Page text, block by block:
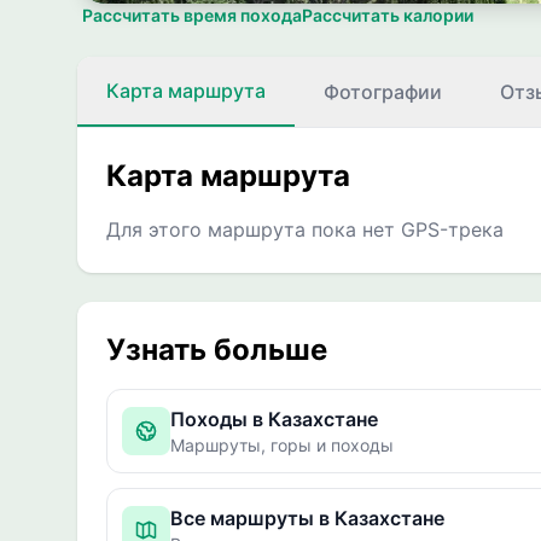
Рассчитать время походаРассчитать калории
Карта маршрута Фотографии
Карта маршрута
Для этого маршрута пока нет GPS-трека
Узнать больше
Походы в Казахстане
Маршруты, горы и походы
Все маршруты в Казахстане